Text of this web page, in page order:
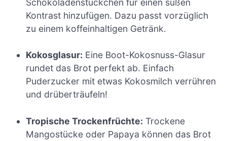
Schokoladenstückchen für einen süßen
Kontrast hinzufügen. Dazu passt vorzüglich
zu einem koffeinhaltigen Getränk.
Kokosglasur: Eine Boot-Kokosnuss-Glasur
rundet das Brot perfekt ab. Einfach
Puderzucker mit etwas Kokosmilch verrühren
und drüberträufeln!
Tropische Trockenfrüchte: Trockene
Mangostücke oder Papaya können das Brot